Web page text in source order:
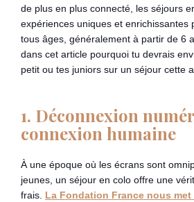
de plus en plus connecté, les séjours
expériences uniques et enrichissantes
tous âges, généralement à partir de 6
dans cet article pourquoi tu devrais
petit ou tes juniors sur un séjour cette
1. Déconnexion
connexion humaine
À une époque où les écrans sont
jeunes, un séjour en colo offre une
frais. La Fondation France nous met